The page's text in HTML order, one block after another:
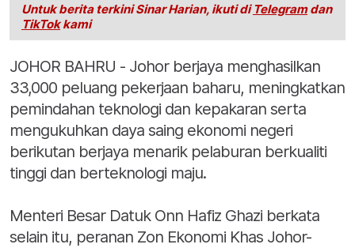
Untuk berita terkini Sinar Harian, ikuti di Telegramdan
TikTokkami
JOHOR BAHRU - Johor berjaya menghasilkan
33,000 peluang pekerjaan baharu, meningkatkan
pemindahan teknologi dan kepakaran serta
mengukuhkan daya saing ekonomi negeri
berikutan berjaya menarik pelaburan berkualiti
tinggi dan berteknologi maju.
Menteri Besar Datuk Onn Hafiz Ghazi berkata
selain itu, peranan Zon Ekonomi Khas Johor-